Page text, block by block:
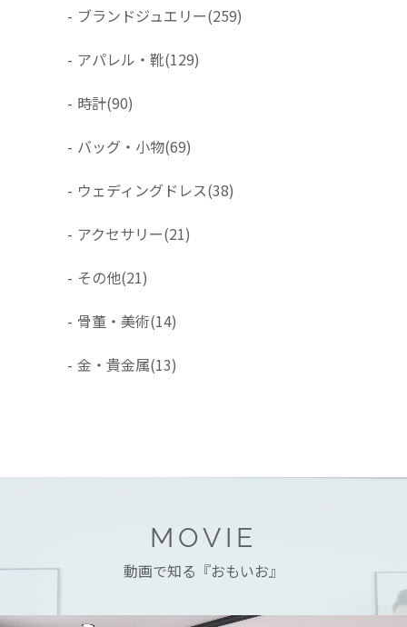
- ブランドジュエリー(259)
- アパレル・靴(129)
- 時計(90)
- バッグ・小物(69)
- ウェディングドレス(38)
- アクセサリー(21)
- その他(21)
- 骨董・美術(14)
- 金・貴金属(13)
MOVIE
動画で知る『おもいお』